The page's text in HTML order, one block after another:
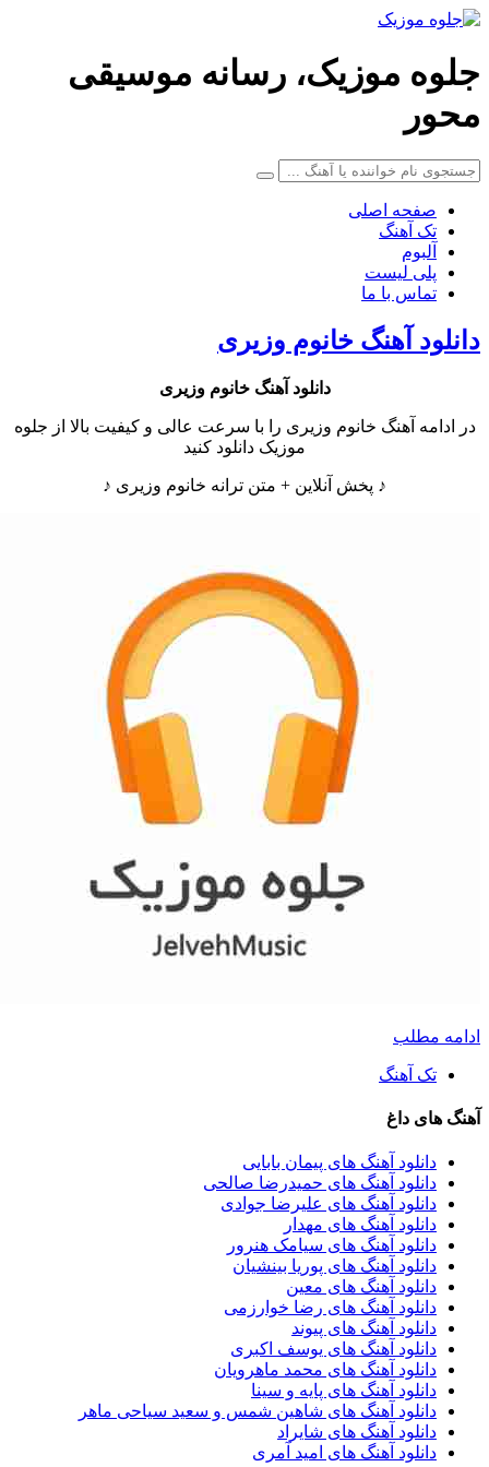
موزیک، رسانه موسیقی
صفحه اصلی
تک آهنگ
آلبوم
پلی لیست
تماس با ما
آهنگ خانوم وزیری
دانلود آهنگخانوم وزیری
در ادامه آهنگ خانوم وزیری را با سرعت عالی و کیفیت بالا از جلوه
موزیک دانلود کنید
♪ پخش آنلاین + متن ترانه خانوم وزیری ♪
مطلب
تک آهنگ
های داغ
دانلود آهنگ های پیمان بابایی
دانلود آهنگ های حمیدرضا صالحی
دانلود آهنگ های علیرضا جوادی
دانلود آهنگ های مهدار
دانلود آهنگ های سیامک هنرور
دانلود آهنگ های پوریا بینشیان
دانلود آهنگ های معین
دانلود آهنگ های رضا خوارزمی
دانلود آهنگ های پیوند
دانلود آهنگ های یوسف اکبری
دانلود آهنگ های محمد ماهرویان
دانلود آهنگ های پایه و سینا
دانلود آهنگ های شاهین شمس و سعید سیاحی ماهر
دانلود آهنگ های شایراد
دانلود آهنگ های امید آمری